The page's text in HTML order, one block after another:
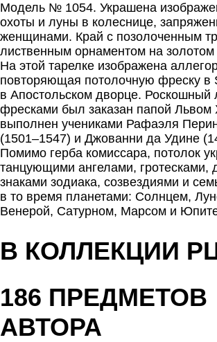
Модель № 1054. Украшена
охоты и луны в колеснице,
женщинами. Край с позолоченным
лиственным орнаментом на
На этой тарелке изображена
повторяющая потолочную фреску в
в Апостольском дворце. Роскошный
фресками был заказан папой Львом
выполнен учениками Рафаэля
(1501–1547) и Джованни да Удине
Помимо герба комиссара, потолок
танцующими ангелами, гротесками,
знаками зодиака, созвездиями и
в то время планетами: Солнцем,
Венерой, Сатурном, Марсом и
В КОЛЛЕКЦИИ
186 ПРЕДМЕТОВ
АВТОРА